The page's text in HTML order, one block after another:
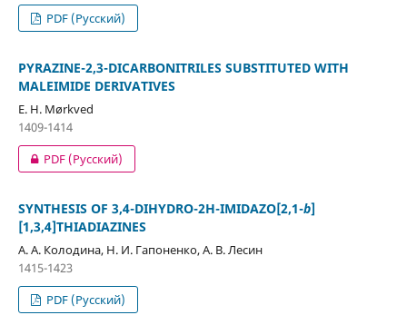
PDF (Русский)
PYRAZINE-2,3-DICARBONITRILES SUBSTITUTED WITH
MALEIMIDE DERIVATIVES
E. H. Mørkved
1409-1414
PDF (Русский)
SYNTHESIS OF 3,4-DIHYDRO-2H-IMIDAZO[2,1-b]
[1,3,4]THIADIAZINES
А. А. Колодина, Н. И. Гапоненко, А. В. Лесин
1415-1423
PDF (Русский)